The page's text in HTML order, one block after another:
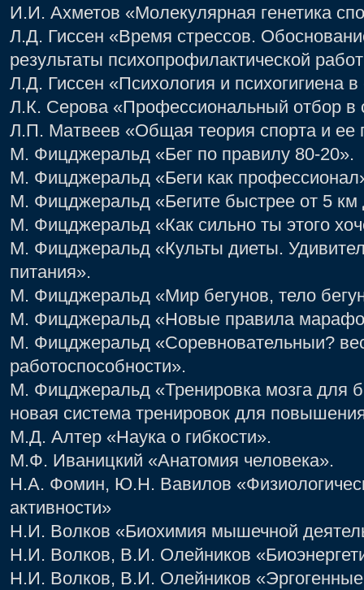
И.И. Ахметов «Молекулярная генетика
Л.Д. Гиссен «Время стрессов.
результаты психопрофилактической
Л.Д. Гиссен «Психология и психогигиена в
Л.К. Серова «Профессиональный отбор в
Л.П. Матвеев «Общая теория спорта и ее
М. Фицджеральд «Бег по правилу 80-20».
М. Фицджеральд «Беги как
М. Фицджеральд «Бегите быстрее от 5
М. Фицджеральд «Как сильно ты этого
М. Фицджеральд «Культы диеты.
питания».
М. Фицджеральд «Мир бегунов, тело
М. Фицджеральд «Новые правила
М. Фицджеральд «Соревновательныи?
работоспособности».
М. Фицджеральд «Тренировка мозга для
новая система тренировок для
М.Д. Aлтер «Наука о гибкости».
М.Ф. Иваницкий «Анатомия человека».
Н.А. Фомин, Ю.Н. Вавилов
активности»
Н.И. Волков «Биохимия мышечной
Н.И. Волков, В.И. Олейников
Н.И. Волков, В.И. Олейников